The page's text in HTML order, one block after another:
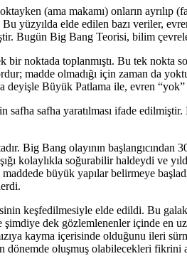
(ama makamı) onların ayrılıp
yüzyılda elde edilen bazı veriler,
Bugün Big Bang Teorisi, bilim
noktada toplanmıştı. Bu tek nokta
madde olmadığı için zaman da
Büyük Patlama ile, evren “yok”
safha yaratılması ifade
Big Bang olayının
kolaylıkla soğurabilir haldeydi ve
büyük yapılar belirmeye
keşfedilmesiyle elde edildi. Bu
dek gözlemlenenler içinde
kayma içerisinde olduğunu ileri
dönemde oluşmuş olabilecekleri fikrini